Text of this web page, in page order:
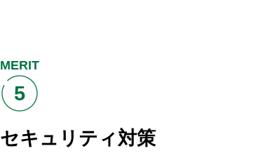
MERIT
5
セキュリティ対策